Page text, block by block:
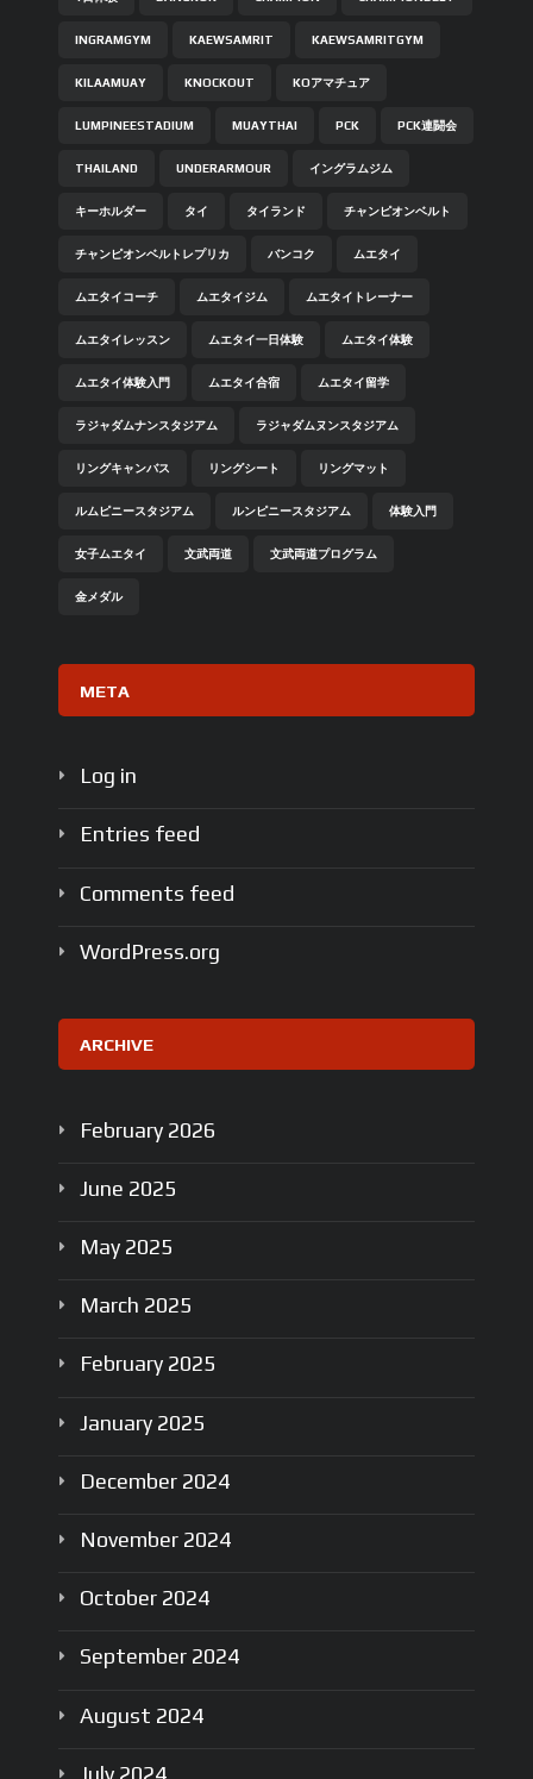
INGRAMGYM KAEWSAMRIT KAEWSAMRITGYM
KILAAMUAY KNOCKOUT KOアマチュア
LUMPINEESTADIUM MUAYTHAI PCK PCK連闘会
THAILAND UNDERARMOUR イングラムジム
キーホルダー タイ タイランド チャンピオンベルト
チャンピオンベルトレプリカ バンコク ムエタイ
ムエタイコーチ ムエタイジム ムエタイトレーナー
ムエタイレッスン ムエタイ一日体験 ムエタイ体験
ムエタイ体験入門 ムエタイ合宿 ムエタイ留学
ラジャダムナンスタジアム ラジャダムヌンスタジアム
リングキャンバス リングシート リングマット
ルムピニースタジアム ルンピニースタジアム 体験入門
女子ムエタイ 文武両道 文武両道プログラム
金メダル
META
Log in
Entries feed
Comments feed
WordPress.org
ARCHIVE
February 2026
June 2025
May 2025
March 2025
February 2025
January 2025
December 2024
November 2024
October 2024
September 2024
August 2024
July 2024